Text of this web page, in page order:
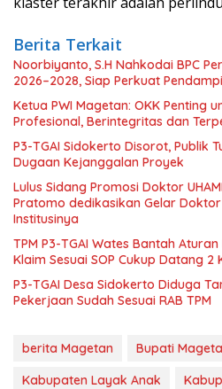
Berita Terkait
Noorbiyanto, S.H Nahkodai BPC
2026–2028, Siap Perkuat
Ketua PWI Magetan: OKK Penting
Profesional, Berintegritas dan
P3-TGAI Sidokerto Disorot, Publik
Dugaan Kejanggalan Proyek
Lulus Sidang Promosi Doktor
Pratomo dedikasikan Gelar
Institusinya
TPM P3-TGAI Wates Bantah
Klaim Sesuai SOP Cukup Datang 2
P3-TGAI Desa Sidokerto Diduga
Pekerjaan Sudah Sesuai RAB TPM
berita Magetan Bupati
Kabupaten Layak Anak